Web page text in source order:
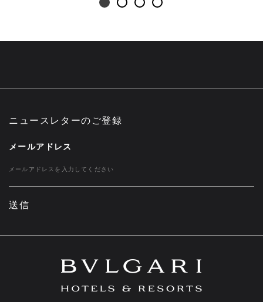
ニュースレターのご登録
メールアドレス
送信